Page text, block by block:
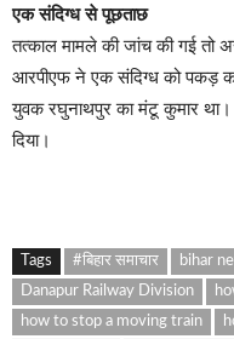
एक संदिग्ध से पूछताछ
तत्काल मामले की जांच की गई तो
आरपीएफ ने एक संदिग्ध को पकड़
युवक रघुनाथपुर का मंटू कुमार
दिया।
Tags #बिहार समाचार bihar
Danapur Railway Division
how to stop a moving train